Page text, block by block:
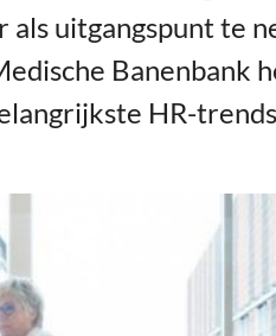
uitgangspunt te
Banenbank
HR-